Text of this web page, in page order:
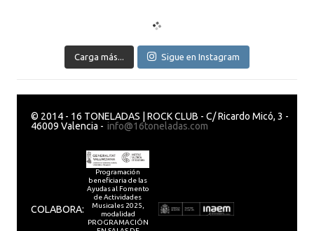
Carga más... Sigue en Instagram
© 2014 - 16 TONELADAS | ROCK CLUB - C/ Ricardo Micó, 3 -
46009 Valencia - info@16toneladas.com
COLABORA:
Programación
beneficiaria de las
Ayudas al Fomento
de Actividades
Musicales 2025,
modalidad
PROGRAMACIÓN